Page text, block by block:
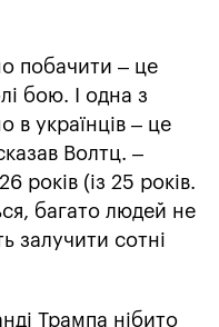
побачити – це
бою. І одна з
в українців – це
Волтц. –
років (із 25 років.
багато людей не
залучити сотні
Трампа нібито